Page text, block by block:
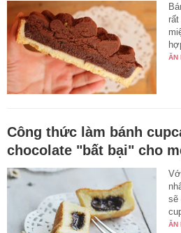
ĂN
Công thức làm bánh
chocolate "bất bại" cho
sẽ
ĂN